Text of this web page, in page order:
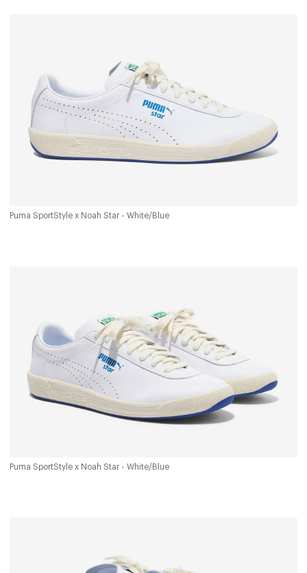
Puma SportStyle x Noah Star - White/Blue
Puma SportStyle x Noah Star - White/Blue